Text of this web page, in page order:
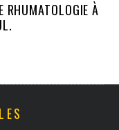
RHUMATOLOGIE À